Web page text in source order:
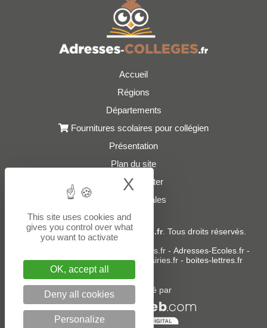
Accueil
Régions
Départements
Fournitures scolaires pour collégien
Présentation
Plan du site
Nous contacter
Mentions légales
© 2021 - 2026Adresses-Colleges.fr. Tous droits réservés.
donneespubliques.fr- Adresses-Ecoles.fr-
Adresses-Lycees.fr-Adresses-Mairies.fr- boites-lettres.fr
Un service édité par
This site uses cookies and
gives you control over what
you want to activate
OK, accept all
Deny all cookies
Personalize
X Hide cookie